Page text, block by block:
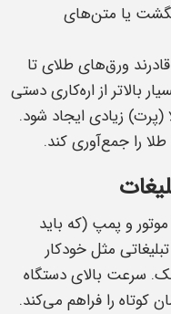
یا متن‌های
قادرند ورق‌های طلای تا
بسیار بالاتر از اره‌کاری دستی
زیادی ایجاد شود.
را جمع‌آوری کند.
و پمپ (که باید
مثل خودکار
سرعت بالای دستگاه
کوتاه را فراهم می‌کند.